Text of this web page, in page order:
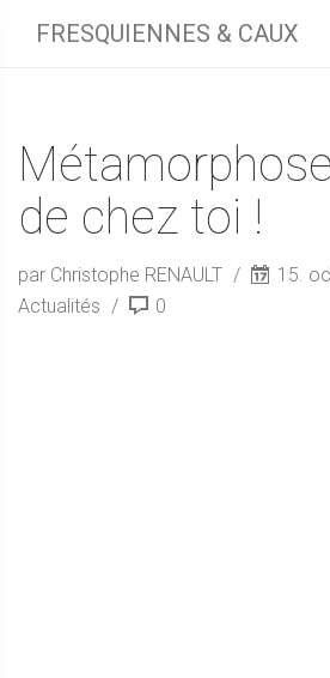
FRESQUIENNES & CAUX
de chez toi !
par Christophe RENAULT
15.
Actualités
0